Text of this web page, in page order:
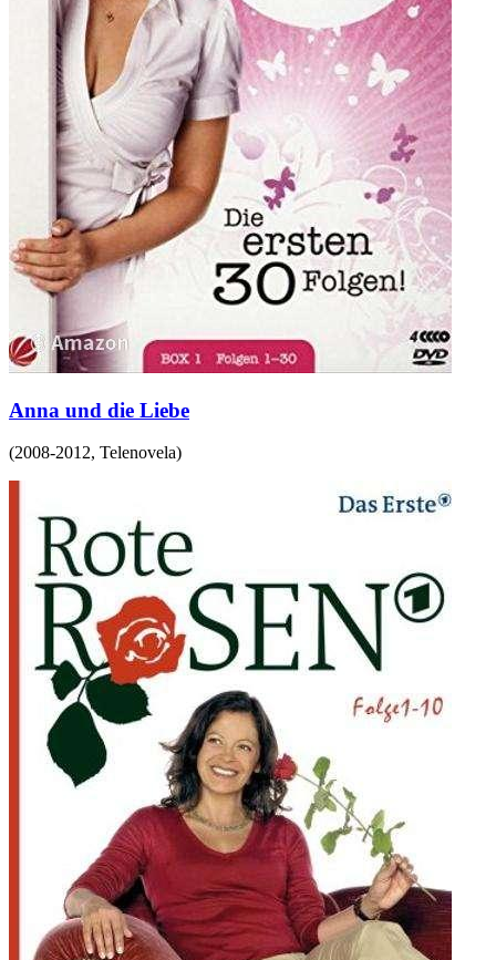
Anna und die Liebe
(2008-2012, Telenovela)